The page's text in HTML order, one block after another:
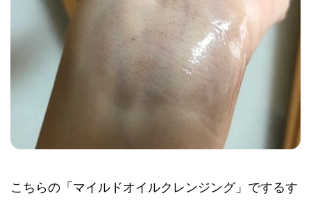
こちらの「マイルドオイルクレンジング」でするす